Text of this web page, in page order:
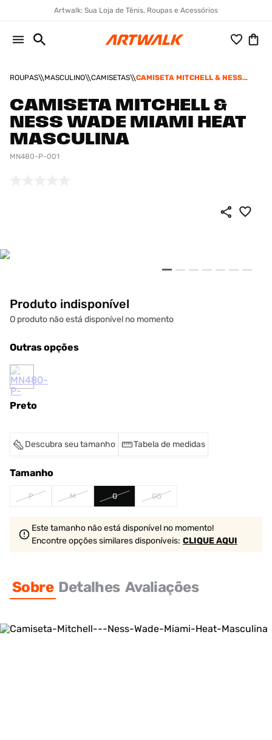
Artwalk: Sua Loja de Tênis, Roupas e Acessórios
ROUPAS MASCULINO CAMISETAS
CAMISETA MITCHELL & NESS
CAMISETA MITCHELL &
NESS WADE MIAMI HEAT
MASCULINA
MN480-P-001
Produto indisponível
O produto não está disponível no momento
Outras opções
Preto
Descubra seu tamanho Tabela de medidas
Tamanho
P M G GG
Este tamanho não está disponível no momento!
Encontre opções similaresdisponíveis: CLIQUE AQUI
Sobre Detalhes Avaliações